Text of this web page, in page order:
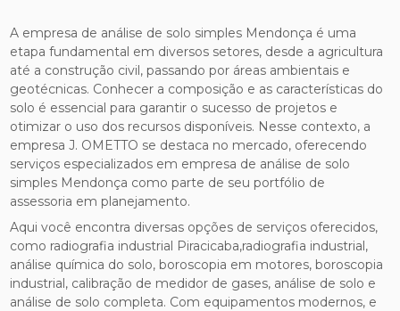
A empresa de análise de solo simples Mendonça é uma
etapa fundamental em diversos setores, desde a agricultura
até a construção civil, passando por áreas ambientais e
geotécnicas. Conhecer a composição e as características do
solo é essencial para garantir o sucesso de projetos e
otimizar o uso dos recursos disponíveis. Nesse contexto, a
empresa J. OMETTO se destaca no mercado, oferecendo
serviços especializados em empresa de análise de solo
simples Mendonça como parte de seu portfólio de
assessoria em planejamento.
Aqui você encontra diversas opções de serviços oferecidos,
como radiografia industrial Piracicaba,radiografia industrial,
análise química do solo, boroscopia em motores, boroscopia
industrial, calibração de medidor de gases, análise de solo e
análise de solo completa. Com equipamentos modernos, e